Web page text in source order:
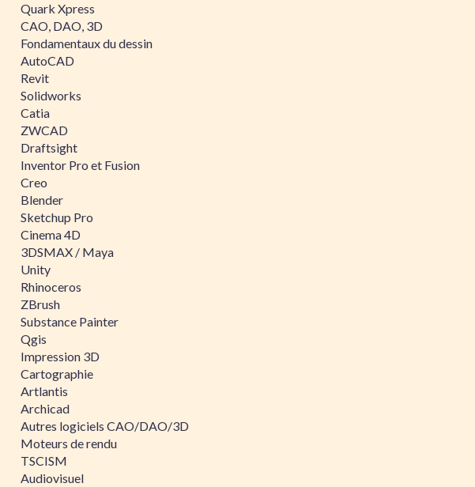
Quark Xpress
CAO, DAO, 3D
Fondamentaux du dessin
AutoCAD
Revit
Solidworks
Catia
ZWCAD
Draftsight
Inventor Pro et Fusion
Creo
Blender
Sketchup Pro
Cinema 4D
3DSMAX / Maya
Unity
Rhinoceros
ZBrush
Substance Painter
Qgis
Impression 3D
Cartographie
Artlantis
Archicad
Autres logiciels CAO/DAO/3D
Moteurs de rendu
TSCISM
Audiovisuel